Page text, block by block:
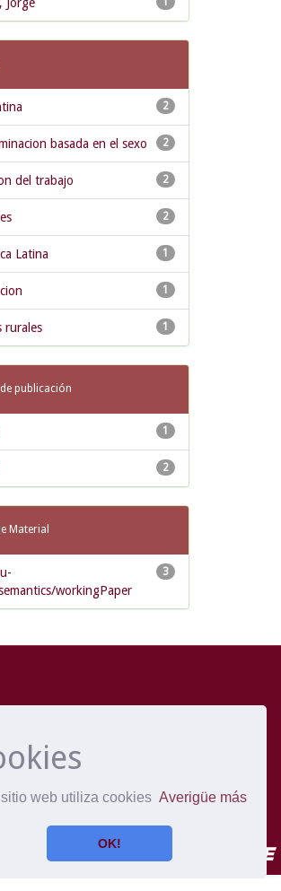
sitio web utiliza cookies Averigüe más
OK!
2
2
basada en el sexo
2
del trabajo
2
1
Latina
1
1
rurales
de publicación
1
2
Material
3
workingPaper
mantenida y optimizado por